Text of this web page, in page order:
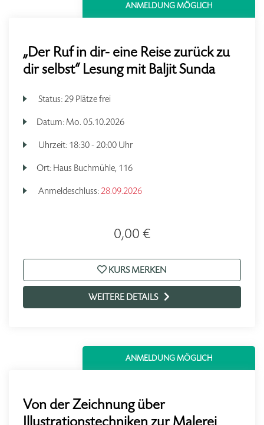
ANMELDUNG MÖGLICH
„Der Ruf in dir- eine Reise zurück zu
dir selbst“ Lesung mit Baljit Sunda
Status:29 Plätze frei
Datum: Mo. 05.10.2026
Uhrzeit: 18:30 - 20:00 Uhr
Ort: Haus Buchmühle, 116
Anmeldeschluss:28.09.2026
0,00 €
KURS MERKEN
WEITERE DETAILS
ANMELDUNG MÖGLICH
Von der Zeichnung über
Illustrationstechniken zur Malerei